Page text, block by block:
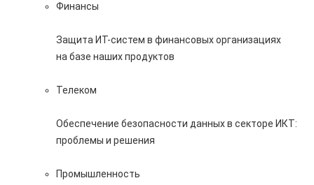
Финансы
Защита ИТ-систем в финансовых организациях
на базе наших продуктов
Телеком
Обеспечение безопасности данных в секторе ИКТ:
проблемы и решения
Промышленность